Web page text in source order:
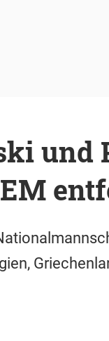
und